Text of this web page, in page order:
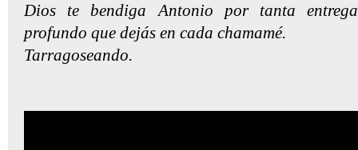
Dios te bendiga Antonio por tanta
profundo que dejás en cada chamamé.
Tarragoseando.